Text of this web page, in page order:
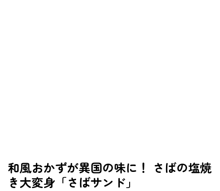
和風おかずが異国の味に！ さばの塩焼
き大変身「さばサンド」